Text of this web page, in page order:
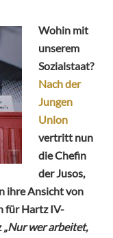
Wohin mit
unserem
Sozialstaat?
Nach der
Jungen
Union
vertritt nun
die Chefin
der Jusos,
ihre Ansicht von
für Hartz IV-
„Nur wer arbeitet,